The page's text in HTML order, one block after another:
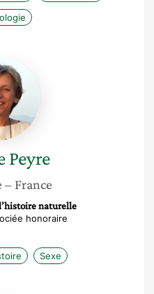
Peyre
– France
naturelle
honoraire
Sexe